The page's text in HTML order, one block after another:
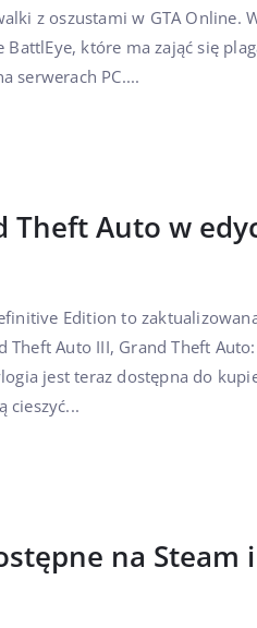
z oszustami w GTA Online.
które ma zająć się
serwerach PC....
Theft Auto w
Edition to
Theft Auto III, Grand Theft
jest teraz dostępna do
cieszyć...
na Steam